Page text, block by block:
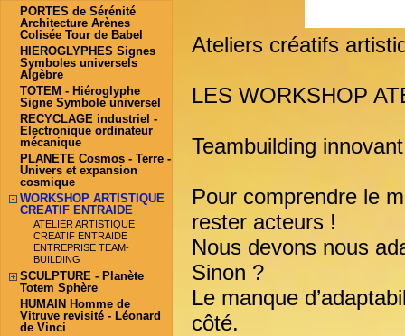
PORTES de Sérénité
Architecture Arènes
Colisée Tour de Babel
HIEROGLYPHES Signes
Symboles universels
Algèbre
TOTEM - Hiéroglyphe
Signe Symbole universel
RECYCLAGE industriel -
Electronique ordinateur
mécanique
PLANETE Cosmos - Terre -
Univers et expansion
cosmique
WORKSHOP ARTISTIQUE
CREATIF ENTRAIDE
ATELIER ARTISTIQUE
CREATIF ENTRAIDE
ENTREPRISE TEAM-
BUILDING
SCULPTURE - Planète
Totem Sphère
HUMAIN Homme de
Vitruve revisité - Léonard
de Vinci
Ateliers créatifs
LES WORKSHOP
Teambuilding
Pour comprendre le
rester acteurs !
Nous devons nous
Sinon ?
Le manque
côté.